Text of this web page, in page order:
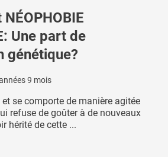
Une part de
génétique?
9 mois
se comporte de manière agitée
refuse de goûter à de nouveaux
hérité de cette ...